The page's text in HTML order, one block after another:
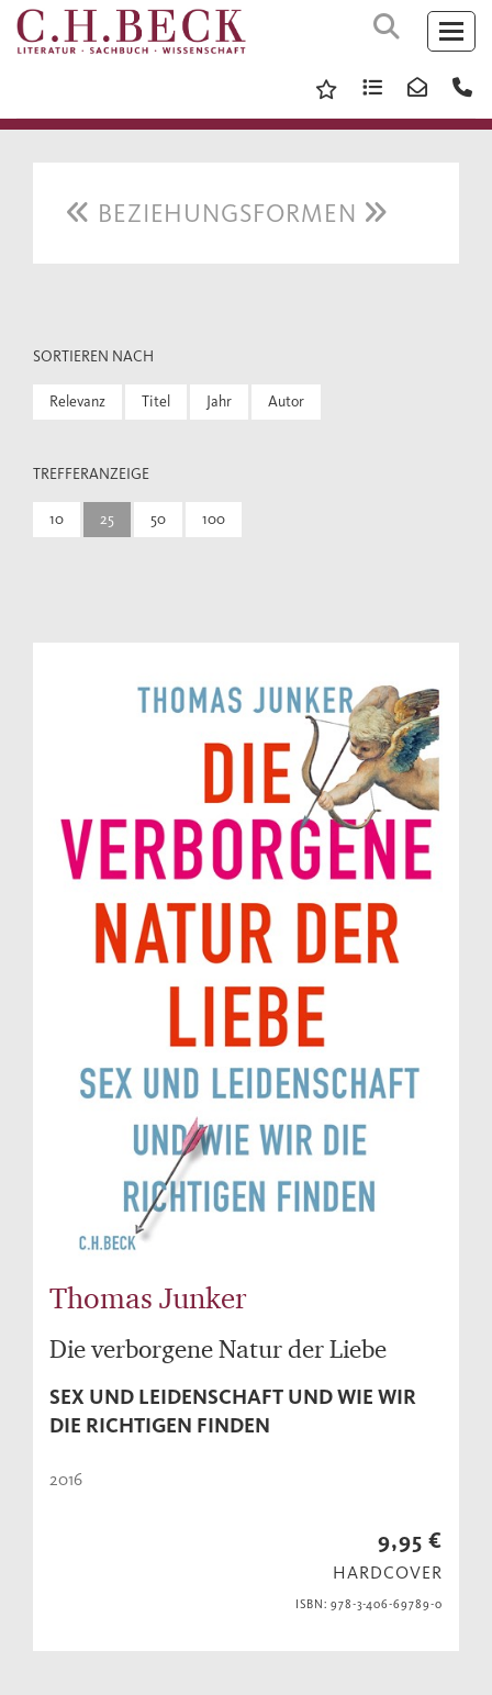
BEZIEHUNGSFORMEN
SORTIEREN NACH
Relevanz Titel Jahr Autor
TREFFERANZEIGE
10 25 50 100
Thomas Junker
Die verborgene Natur der Liebe
SEX UND LEIDENSCHAFT UND WIE WIR
DIE RICHTIGEN FINDEN
2016
9,95 €
HARDCOVER
ISBN: 978-3-406-69789-0